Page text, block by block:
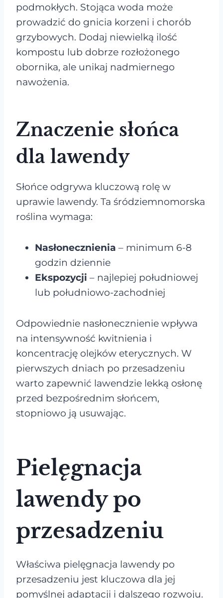
podmokłych. Stojąca woda może
prowadzić do gnicia korzeni i chorób
grzybowych. Dodaj niewielką ilość
kompostu lub dobrze rozłożonego
obornika, ale unikaj nadmiernego
nawożenia.
Znaczenie słońca
dla lawendy
Słońce odgrywa kluczową rolę w
uprawie lawendy. Ta śródziemnomorska
roślina wymaga:
Nasłonecznienia – minimum 6-8
godzin dziennie
Ekspozycji – najlepiej południowej
lub południowo-zachodniej
Odpowiednie nasłonecznienie wpływa
na intensywność kwitnienia i
koncentrację olejków eterycznych. W
pierwszych dniach po przesadzeniu
warto zapewnić lawendzie lekką osłonę
przed bezpośrednim słońcem,
stopniowo ją usuwając.
Pielęgnacja
lawendy po
przesadzeniu
Właściwa pielęgnacja lawendy po
przesadzeniu jest kluczowa dla jej
pomyślnej adaptacji i dalszego rozwoju.